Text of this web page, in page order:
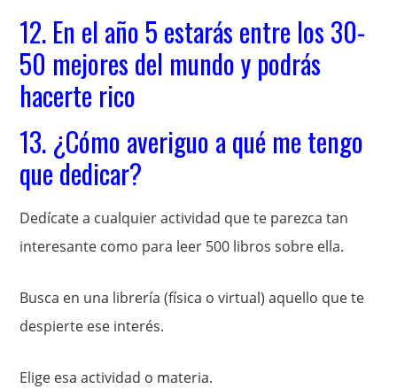
12. En el año 5 estarás entre los 30-
50 mejores del mundo y podrás
hacerte rico
13. ¿Cómo averiguo a qué me tengo
que dedicar?
Dedícate a cualquier actividad que te parezca tan
interesante como para leer 500 libros sobre ella.
Busca en una librería (física o virtual) aquello que te
despierte ese interés.
Elige esa actividad o materia.